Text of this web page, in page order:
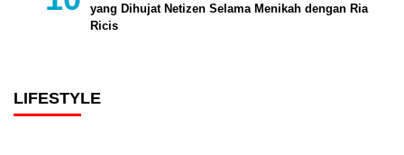
yang Dihujat Netizen Selama Menikah dengan Ria
Ricis
LIFESTYLE